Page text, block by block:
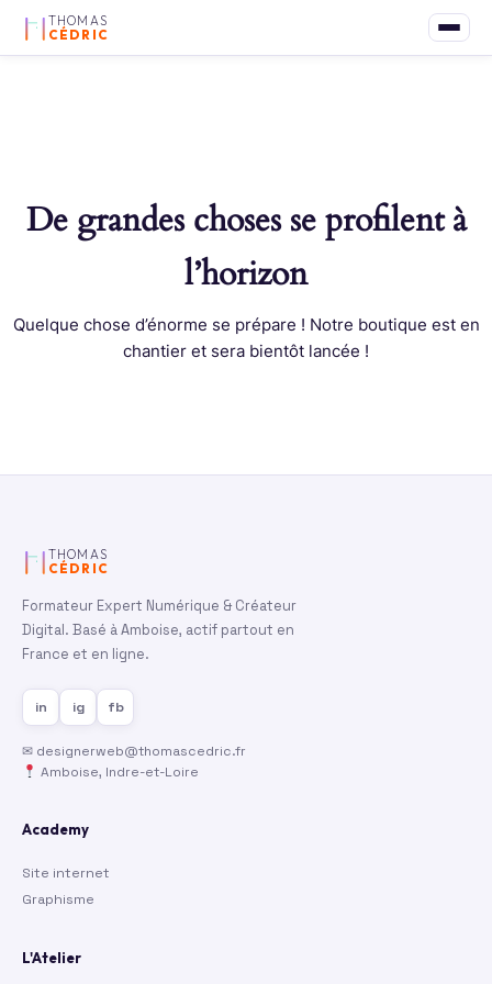
THOMAS
CÉDRIC
De grandes choses se profilent à
l’horizon
Quelque chose d’énorme se prépare ! Notre boutique est en
chantier et sera bientôt lancée !
THOMAS
CÉDRIC
Formateur Expert Numérique & Créateur
Digital. Basé à Amboise, actif partout en
France et en ligne.
in ig fb
✉ designerweb@thomascedric.fr
Amboise, Indre-et-Loire
Academy
Site internet
Graphisme
L'Atelier